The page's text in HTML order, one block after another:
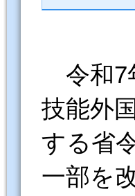
令和7
技能外
する省
一部を